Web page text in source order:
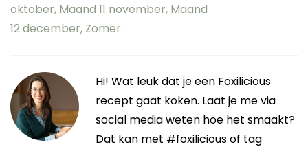
oktober, Maand 11 november, Maand
12 december, Zomer
Hi! Wat leuk dat je een Foxilicious
recept gaat koken. Laat je me via
social media weten hoe het smaakt?
Dat kan met #foxilicious of tag